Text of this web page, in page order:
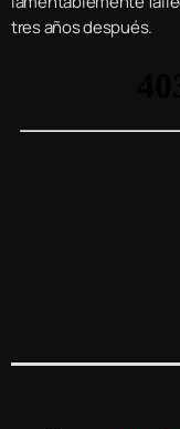
tres años después.